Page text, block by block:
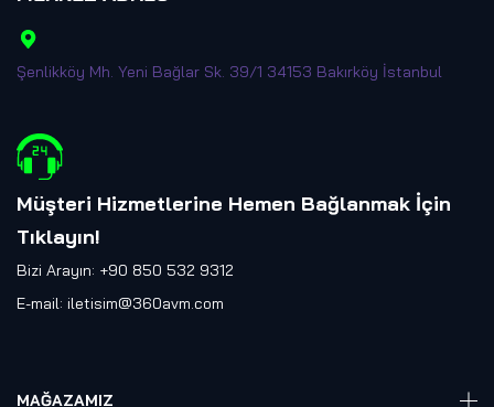
Şenlikköy Mh. Yeni Bağlar Sk. 39/1 34153 Bakırköy İstanbul
Müşteri Hizmetlerine Hemen Bağlanmak İçin
Tıklayın!
Bizi Arayın: +90 850 532 9312
E-mail: iletisim@360avm.com
MAĞAZAMIZ